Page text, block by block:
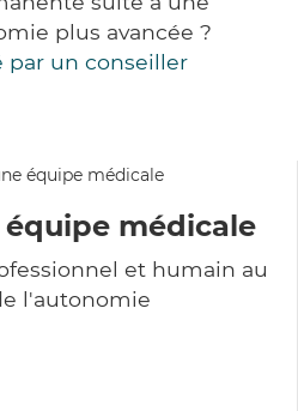
plus avancée ?
par un conseiller
médicale
et humain au
l'autonomie